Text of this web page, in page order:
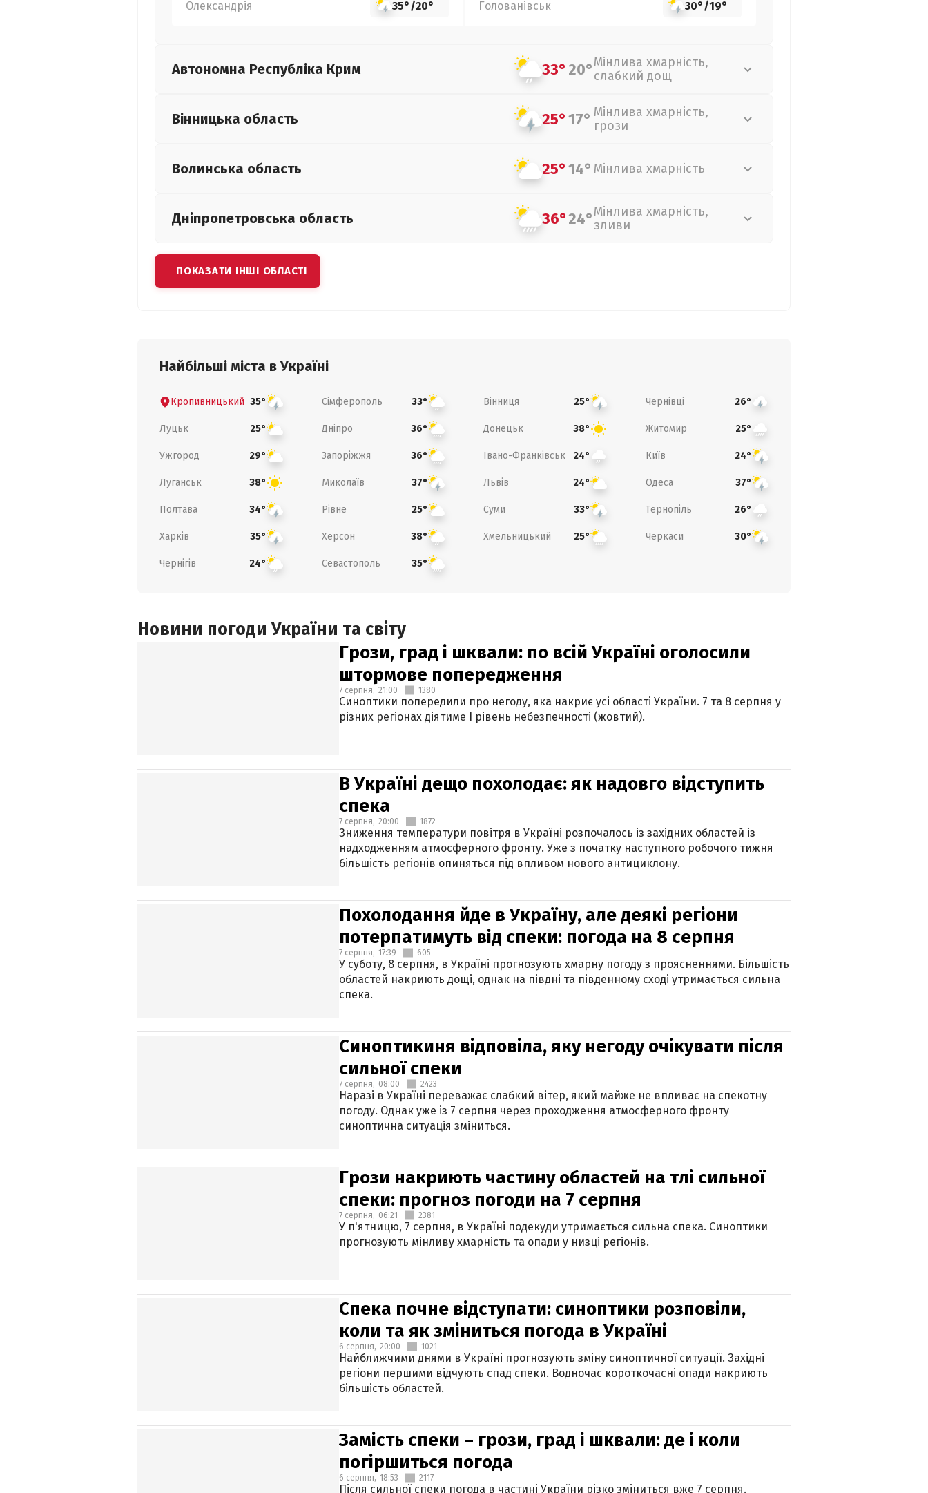
Олександрія 35°/20° Голованівськ 30°/19°
Автономна Республіка Крим 33°20°Мінлива хмарність,
слабкий дощ
Вінницька область 25°17° Мінлива хмарність,
грози
Волинська область 25°14° Мінлива хмарність
Дніпропетровська область 36°24°Мінлива хмарність,
зливи
ПОКАЗАТИ ІНШІ ОБЛАСТІ
Найбільші міста в Україні
Кропивницький 35° Сімферополь 33° Вінниця 25° Чернівці 26°
Луцьк 25° Дніпро 36° Донецьк 38° Житомир 25°
Ужгород 29° Запоріжжя 36° Івано-Франківськ 24° Київ 24°
Луганськ 38° Миколаїв 37° Львів 24° Одеса 37°
Полтава 34° Рівне 25° Суми 33° Тернопіль 26°
Харків 35° Херсон 38° Хмельницький 25° Черкаси 30°
Чернігів 24° Севастополь 35°
Новини погоди України та світу
Грози, град і шквали: по всій Україні оголосили
штормове попередження
7 серпня, 21:00 1380
Синоптики попередили про негоду, яка накриє усі області України. 7 та 8 серпня у
різних регіонах діятиме І рівень небезпечності (жовтий).
В Україні дещо похолодає: як надовго відступить
спека
7 серпня, 20:00 1872
Зниження температури повітря в Україні розпочалось із західних областей із
надходженням атмосферного фронту. Уже з початку наступного робочого тижня
більшість регіонів опиняться під впливом нового антициклону.
Похолодання йде в Україну, але деякі регіони
потерпатимуть від спеки: погода на 8 серпня
7 серпня, 17:39 605
У суботу, 8 серпня, в Україні прогнозують хмарну погоду з проясненнями. Більшість
областей накриють дощі, однак на півдні та південному сході утримається сильна
спека.
Синоптикиня відповіла, яку негоду очікувати після
сильної спеки
7 серпня, 08:00 2423
Наразі в Україні переважає слабкий вітер, який майже не впливає на спекотну
погоду. Однак уже із 7 серпня через проходження атмосферного фронту
синоптична ситуація зміниться.
Грози накриють частину областей на тлі сильної
спеки: прогноз погоди на 7 серпня
7 серпня, 06:21 2381
У п'ятницю, 7 серпня, в Україні подекуди утримається сильна спека. Синоптики
прогнозують мінливу хмарність та опади у низці регіонів.
Спека почне відступати: синоптики розповіли,
коли та як зміниться погода в Україні
6 серпня, 20:00 1021
Найближчими днями в Україні прогнозують зміну синоптичної ситуації. Західні
регіони першими відчують спад спеки. Водночас короткочасні опади накриють
більшість областей.
Замість спеки – грози, град і шквали: де і коли
погіршиться погода
6 серпня, 18:53 2117
Після сильної спеки погода в частині України різко зміниться вже 7 серпня.